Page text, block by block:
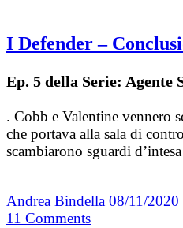
I Defender –
Ep. 5 della Serie: Agente
. Cobb e Valentine vennero
che portava alla sala di
scambiarono sguardi
Andrea Bindella 08/11/2020
11 Comments